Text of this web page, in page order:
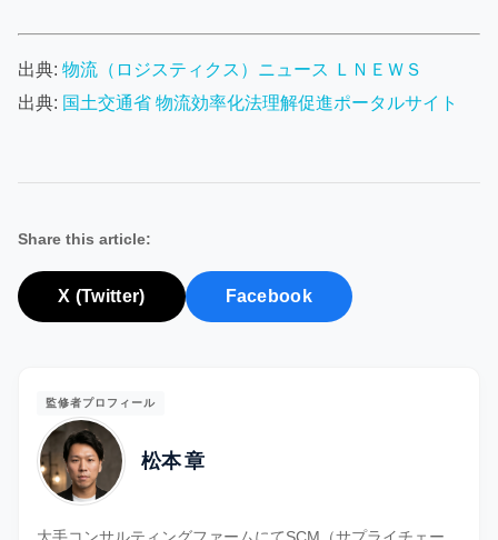
出典: 物流（ロジスティクス）ニュース ＬＮＥＷＳ
出典: 国土交通省 物流効率化法理解促進ポータルサイト
Share this article:
X (Twitter) Facebook
監修者プロフィール
松本 章